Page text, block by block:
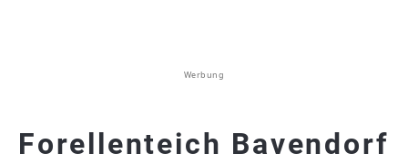
Werbung
Forellenteich Bavendorf